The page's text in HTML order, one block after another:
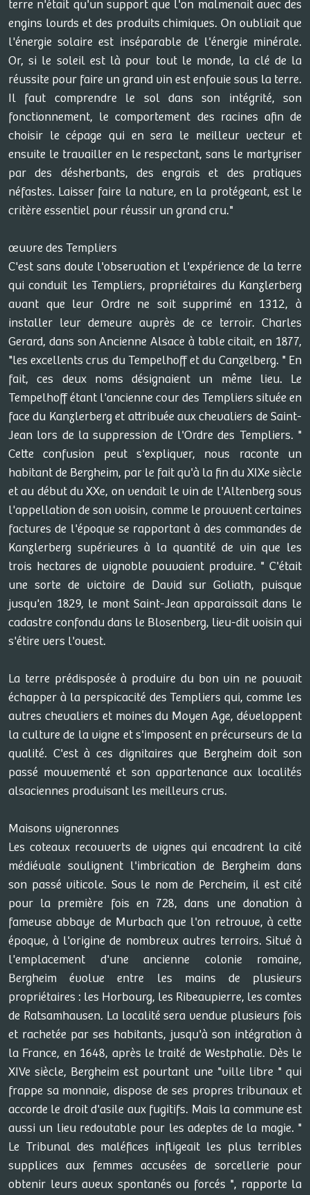
terre n'était qu'un support que l'on malmenait avec des
engins lourds et des produits chimiques. On oubliait que
l'énergie solaire est inséparable de l'énergie minérale.
Or, si le soleil est là pour tout le monde, la clé de la
réussite pour faire un grand vin est enfouie sous la terre.
Il faut comprendre le sol dans son intégrité, son
fonctionnement, le comportement des racines afin de
choisir le cépage qui en sera le meilleur vecteur et
ensuite le travailler en le respectant, sans le martyriser
par des désherbants, des engrais et des pratiques
néfastes. Laisser faire la nature, en la protégeant, est le
critère essentiel pour réussir un grand cru."
œuvre des Templiers
C'est sans doute l'observation et l'expérience de la terre
qui conduit les Templiers, propriétaires du Kanzlerberg
avant que leur Ordre ne soit supprimé en 1312, à
installer leur demeure auprès de ce terroir. Charles
Gerard, dans son Ancienne Alsace à table citait, en 1877,
"les excellents crus du Tempelhoff et du Canzelberg. " En
fait, ces deux noms désignaient un même lieu. Le
Tempelhoff étant l'ancienne cour des Templiers située en
face du Kanzlerberg et attribuée aux chevaliers de Saint-
Jean lors de la suppression de l'Ordre des Templiers. "
Cette confusion peut s'expliquer, nous raconte un
habitant de Bergheim, par le fait qu'à la fin du XIXe siècle
et au début du XXe, on vendait le vin de l'Altenberg sous
l'appellation de son voisin, comme le prouvent certaines
factures de l'époque se rapportant à des commandes de
Kanzlerberg supérieures à la quantité de vin que les
trois hectares de vignoble pouvaient produire. " C'était
une sorte de victoire de David sur Goliath, puisque
jusqu'en 1829, le mont Saint-Jean apparaissait dans le
cadastre confondu dans le Blosenberg, lieu-dit voisin qui
s'étire vers l'ouest.
La terre prédisposée à produire du bon vin ne pouvait
échapper à la perspicacité des Templiers qui, comme les
autres chevaliers et moines du Moyen Age, développent
la culture de la vigne et s'imposent en précurseurs de la
qualité. C'est à ces dignitaires que Bergheim doit son
passé mouvementé et son appartenance aux localités
alsaciennes produisant les meilleurs crus.
Maisons vigneronnes
Les coteaux recouverts de vignes qui encadrent la cité
médiévale soulignent l'imbrication de Bergheim dans
son passé viticole. Sous le nom de Percheim, il est cité
pour la première fois en 728, dans une donation à
fameuse abbaye de Murbach que l'on retrouve, à cette
époque, à l'origine de nombreux autres terroirs. Situé à
l'emplacement d'une ancienne colonie romaine,
Bergheim évolue entre les mains de plusieurs
propriétaires : les Horbourg, les Ribeaupierre, les comtes
de Ratsamhausen. La localité sera vendue plusieurs fois
et rachetée par ses habitants, jusqu'à son intégration à
la France, en 1648, après le traité de Westphalie. Dès le
XIVe siècle, Bergheim est pourtant une "ville libre " qui
frappe sa monnaie, dispose de ses propres tribunaux et
accorde le droit d'asile aux fugitifs. Mais la commune est
aussi un lieu redoutable pour les adeptes de la magie. "
Le Tribunal des maléfices infligeait les plus terribles
supplices aux femmes accusées de sorcellerie pour
obtenir leurs aveux spontanés ou forcés ", rapporte la